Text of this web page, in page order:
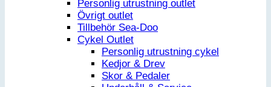
Personlig utrustning outlet
Övrigt outlet
Tillbehör Sea-Doo
Cykel Outlet
Personlig utrustning cykel
Kedjor & Drev
Skor & Pedaler